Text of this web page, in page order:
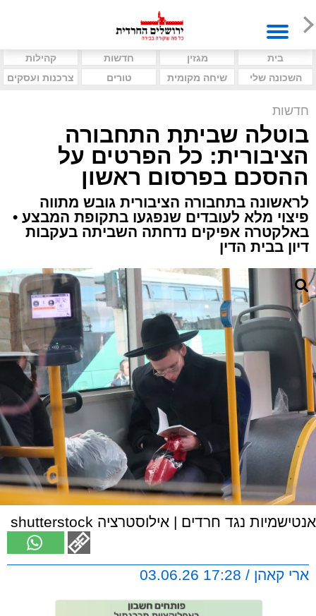
בית מגזין חדשות
קהילות
השכונה שלי
שיחה מקומית טורים צרכנות ועסקים
חדשות
בוטלה שביתת התחבורה
הציבורית: כל הפרטים על
ההסכם בפרסום ראשון
לראשונה בתחבורה הציבורית גובש מתווה
פיצוי מלא לעובדים שנפגעו בתקופת המבצע •
באלקטרה אפיקים נדחתה השביתה בעקבות
דיון בבית הדין
אנטישמיות נגד חרדים | אילוסטרציה shutterstock
ארי קאהן / 17:28 03.06.26